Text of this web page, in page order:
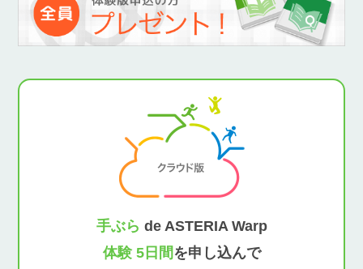
手ぶら de ASTERIA Warp
体験 5日間を申し込んで